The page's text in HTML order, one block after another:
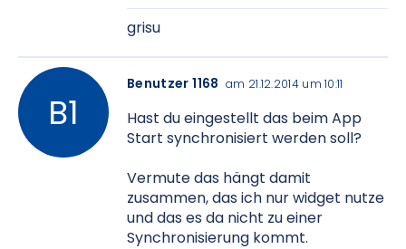
grisu
Benutzer 1168 am 21.12.2014 um 10:11
Hast du eingestellt das beim App
Start synchronisiert werden soll?
Vermute das hängt damit
zusammen, das ich nur widget nutze
und das es da nicht zu einer
Synchronisierung kommt.